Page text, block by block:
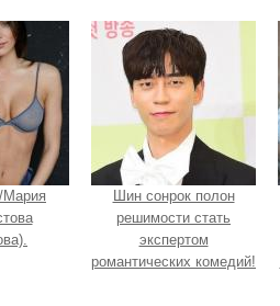
Мария
Шин сонрок полон
решимости стать
экспертом
романтических комедий!